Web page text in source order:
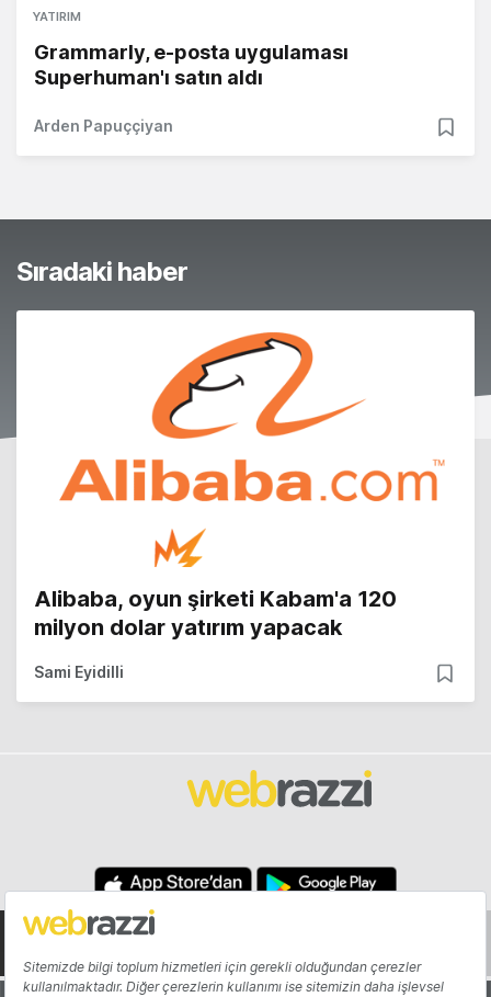
YATIRIM
Grammarly, e-posta uygulaması
Superhuman'ı satın aldı
Arden Papuççiyan
Sıradaki haber
Alibaba, oyun şirketi Kabam'a 120
milyon dolar yatırım yapacak
Sami Eyidilli